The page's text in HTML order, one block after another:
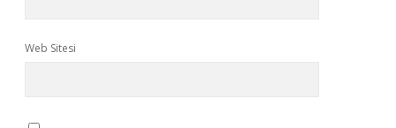
Web Sitesi